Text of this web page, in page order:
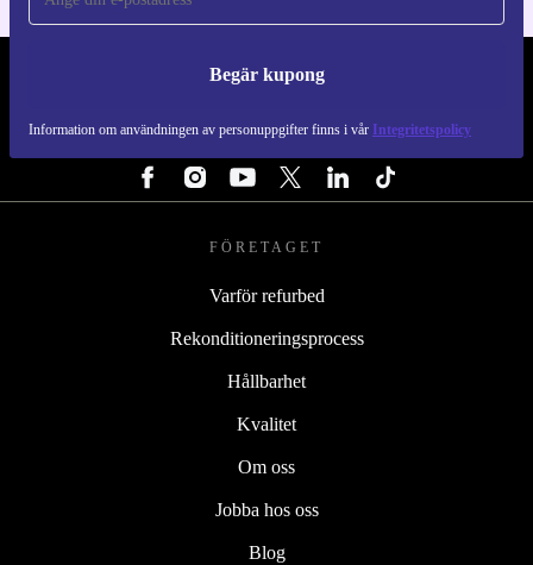
Begär kupong
Information om användningen av personuppgifter finns i vår Integritetspolicy
REFURBED SVERIGE - RETHINK NEW.
FÖLJ OSS
FÖRETAGET
Varför refurbed
Rekonditioneringsprocess
Hållbarhet
Kvalitet
Om oss
Jobba hos oss
Blog